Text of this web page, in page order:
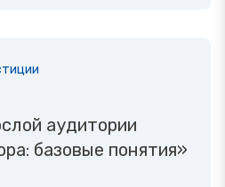
аудитории
базовые понятия»